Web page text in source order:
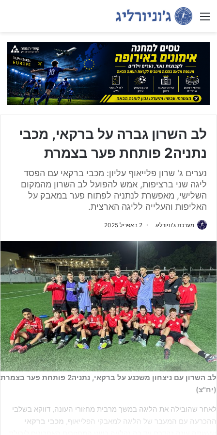
Menu
לב השרון גברה על ברקאי, מכבי
נתניה2 פותחת פער בצמרת
נערים ג' שרון פלייאוף עליון: מכבי ברקאי עם הפסד
ליגה שני ברציפות, אמש להפועל לב השרון מהמקום
השלישי, מאפשרת לנתניה לפתוח פער במאבק על
האליפות והעלייה לליגה הארצית.
מערכת ג'וניורליג 2 באפריל 2025
לב השרון עם ניצחון משכנע על ברקאי, נתניה2 פותחת פער בצמרת
(יח"צ)
לאחר שהובילה את הליגה במשך מרבית מחזורי העונה, דווקא בשלבי
ההכרעה עם המעבר של הליגה למאבקי הפלייאוף, מכבי ברקאי